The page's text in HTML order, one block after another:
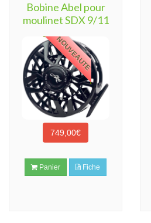
Bobine Abel pour
moulinet SDX 9/11
NOUVEAUTE
749,00€
Panier Fiche